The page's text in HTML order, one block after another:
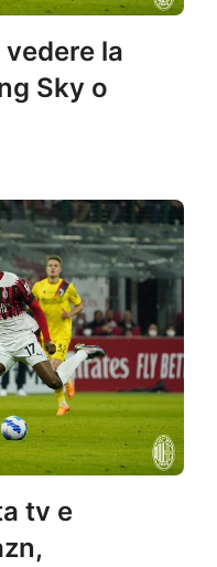
la
Sky o
tv e